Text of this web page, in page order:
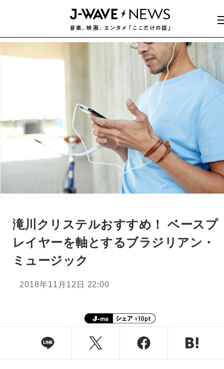
滝川クリステルおすすめ！ ベースプ
レイヤーを軸とするブラジリアン・
ミュージック
2018年11月12日 22:00